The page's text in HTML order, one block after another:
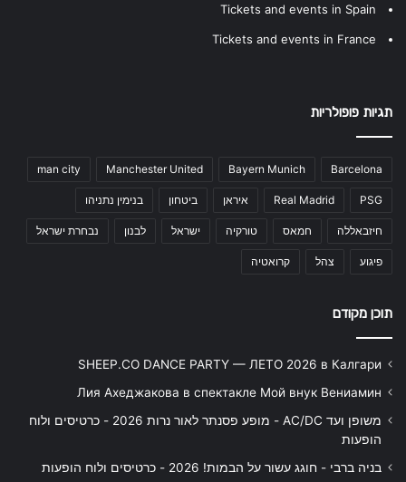
Tickets and events in Spain
Tickets and events in France
תגיות פופולריות
Barcelona
Bayern Munich
Manchester United
man city
PSG
Real Madrid איראן ביטחון בנימין נתניהו
חיזבאללה חמאס טורקיה ישראל לבנון נבחרת ישראל
פיגוע צהל קרואטיה
תוכן מקודם
SHEEP.CO DANCE PARTY — ЛЕТО 2026 в Калгари
Лия Ахеджакова в спектакле Мой внук Вениамин
משופן ועד AC/DC - מופע פסנתר לאור נרות 2026 - כרטיסים ולוח
הופעות
בניה ברבי - חוגג עשור על הבמות! 2026 - כרטיסים ולוח הופעות